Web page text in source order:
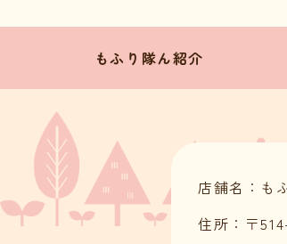
もふり隊ん紹介
店舗名：も
住所：〒